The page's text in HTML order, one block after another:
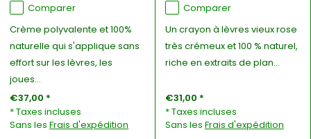
Comparer
Crème polyvalente et 100%
naturelle qui s'applique sans
effort sur les lèvres, les
joues...
€37,00 *
* Taxes incluses
Sans lesFrais d'expédition
Comparer
Un crayon à lèvres vieux rose
très crémeux et 100 % naturel,
riche en extraits de plan...
€31,00 *
* Taxes incluses
Sans les Frais d'expédition